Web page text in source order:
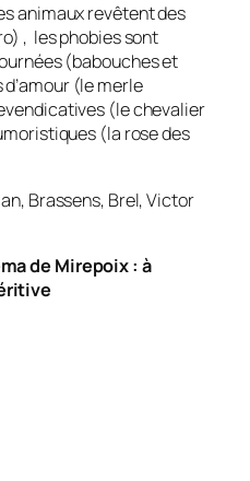
animaux revêtent des
, les phobies sont
(babouches et
(le merle
(le chevalier
(la rose des
Brassens, Brel, Victor
de Mirepoix : à